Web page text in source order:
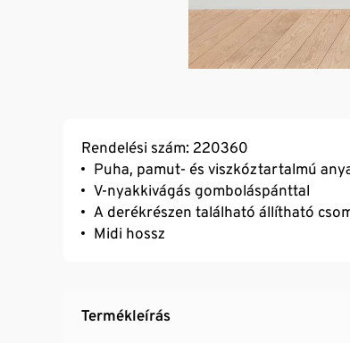
Rendelési szám: 220360
Puha, pamut- és viszkóztartalmú
V-nyakkivágás gomboláspánttal
A derékrészen található állítható
Midi hossz
Termékleírás